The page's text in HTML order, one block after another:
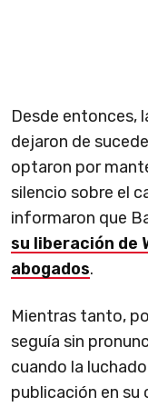
Desde entonces,
dejaron de
optaron por
silencio sobre el
informaron que
su liberación de
abogados.
Mientras tanto,
seguía sin
cuando la
publicación en